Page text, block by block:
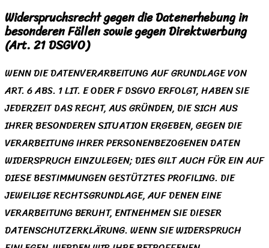
Widerspruchsrecht gegen die Datenerhebung in
besonderen Fällen sowie gegen Direktwerbung
(Art. 21 DSGVO)
WENN DIE DATENVERARBEITUNG AUF GRUNDLAGE VON
ART. 6 ABS. 1 LIT. E ODER F DSGVO ERFOLGT, HABEN SIE
JEDERZEIT DAS RECHT, AUS GRÜNDEN, DIE SICH AUS
IHRER BESONDEREN SITUATION ERGEBEN, GEGEN DIE
VERARBEITUNG IHRER PERSONENBEZOGENEN DATEN
WIDERSPRUCH EINZULEGEN; DIES GILT AUCH FÜR EIN AUF
DIESE BESTIMMUNGEN GESTÜTZTES PROFILING. DIE
JEWEILIGE RECHTSGRUNDLAGE, AUF DENEN EINE
VERARBEITUNG BERUHT, ENTNEHMEN SIE DIESER
DATENSCHUTZERKLÄRUNG. WENN SIE WIDERSPRUCH